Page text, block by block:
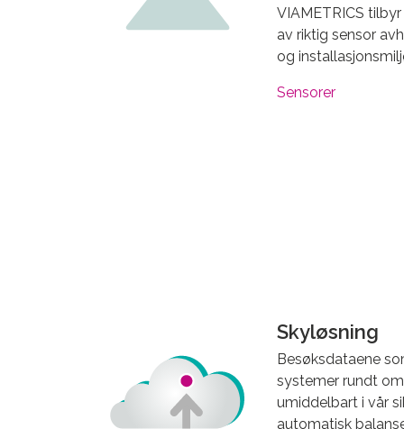
VIAMETRICS
av riktig sensor
og
Sensorer
Skyløsning
Besøksdataene
systemer rundt
umiddelbart i vår
automatisk